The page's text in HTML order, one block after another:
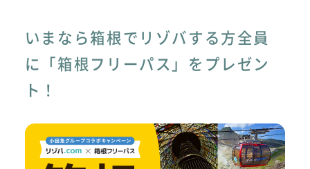
いまなら箱根でリゾバする方全員
に「箱根フリーパス」をプレゼン
ト！